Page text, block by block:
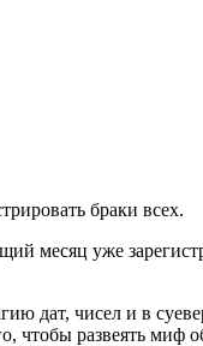
браки всех.
месяц уже
дат, чисел и в
чтобы развеять миф